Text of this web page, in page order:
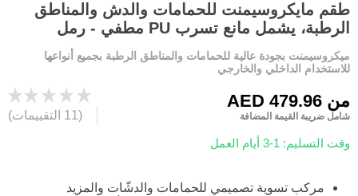
طقم مايكروسيمنت للحمامات والدش والمناطق
الرطبة، يشمل مانع تسرب PU مطفي - رمل
ميكروسيمنت بجودة عالية للحمامات والمناطق الرطبة بجميع أنواعها
للاستخدام الداخلي والخارجي
من
شامل ضريبة القيمة المضافة
وقت التسليم: 1-3 أيام العمل
(11 التقييمات)
مركب تسوية تصميمي للحمامات والدشّات والمزيد